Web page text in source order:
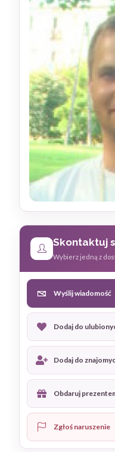
Skontaktuj
Wybierz jedną z
Wyślij wiadomość
Dodaj do
Dodaj do
Obdaruj
Zgłoś naruszenie